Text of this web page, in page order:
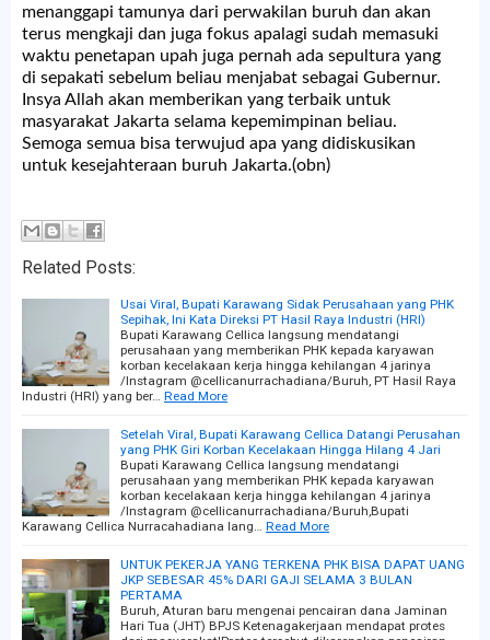
menanggapi tamunya dari perwakilan buruh dan akan
terus mengkaji dan juga fokus apalagi sudah memasuki
waktu penetapan upah juga pernah ada sepultura yang
di sepakati sebelum beliau menjabat sebagai Gubernur.
Insya Allah akan memberikan yang terbaik untuk
masyarakat Jakarta selama kepemimpinan beliau.
Semoga semua bisa terwujud apa yang didiskusikan
untuk kesejahteraan buruh Jakarta.(obn)
Related Posts:
Usai Viral, Bupati Karawang Sidak Perusahaan yang PHK
Sepihak, Ini Kata Direksi PT Hasil Raya Industri (HRI)
Bupati Karawang Cellica langsung mendatangi
perusahaan yang memberikan PHK kepada karyawan
korban kecelakaan kerja hingga kehilangan 4 jarinya
/Instagram @cellicanurrachadiana/Buruh, PT Hasil Raya
Industri (HRI) yang ber… Read More
Setelah Viral, Bupati Karawang Cellica Datangi Perusahan
yang PHK Giri Korban Kecelakaan Hingga Hilang 4 Jari
Bupati Karawang Cellica langsung mendatangi
perusahaan yang memberikan PHK kepada karyawan
korban kecelakaan kerja hingga kehilangan 4 jarinya
/Instagram @cellicanurrachadiana/Buruh,Bupati
Karawang Cellica Nurracahadiana lang… Read More
UNTUK PEKERJA YANG TERKENA PHK BISA DAPAT UANG
JKP SEBESAR 45% DARI GAJI SELAMA 3 BULAN
PERTAMA
Buruh, Aturan baru mengenai pencairan dana Jaminan
Hari Tua (JHT) BPJS Ketenagakerjaan mendapat protes